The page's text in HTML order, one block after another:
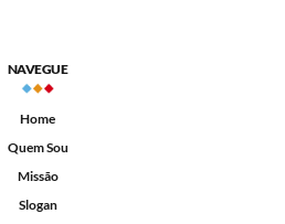
NAVEGUE
Home
Quem Sou
Missão
Slogan